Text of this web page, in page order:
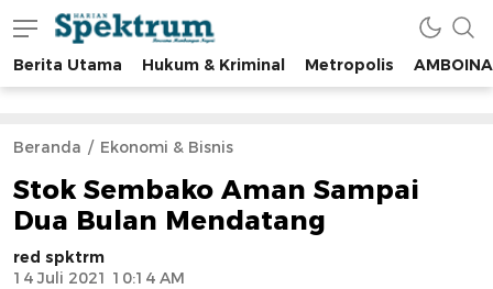
spektrumonline.com
Berita Utama Hukum & Kriminal Metropolis AMBOINA
Beranda Ekonomi & Bisnis
Stok Sembako Aman Sampai
Dua Bulan Mendatang
red spktrm
14 Juli 2021 10:14 AM